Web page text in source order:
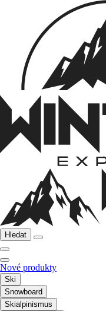
Hledat
Nové produkty
Ski
Snowboard
Skialpinismus